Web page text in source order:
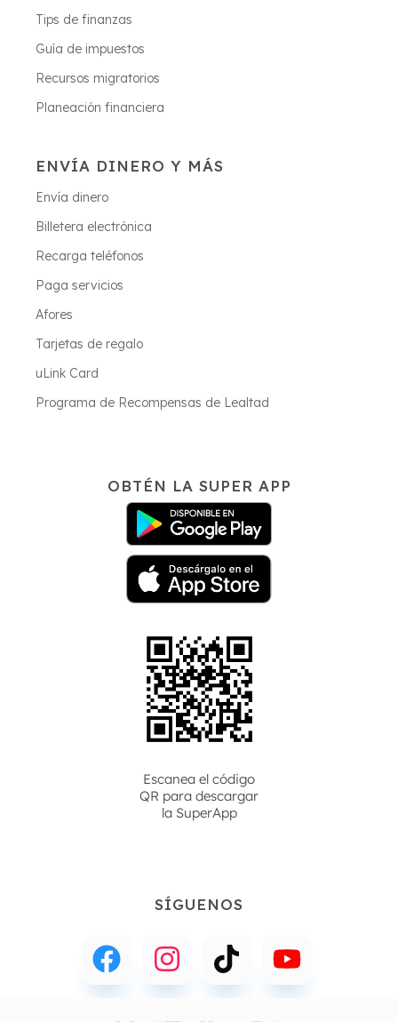
Tips de finanzas
Guía de impuestos
Recursos migratorios
Planeación financiera
ENVÍA DINERO Y MÁS
Envía dinero
Billetera electrónica
Recarga teléfonos
Paga servicios
Afores
Tarjetas de regalo
uLink Card
Programa de Recompensas de Lealtad
OBTÉN LA SUPER APP
Escanea el código
QR para descargar
la SuperApp
SÍGUENOS